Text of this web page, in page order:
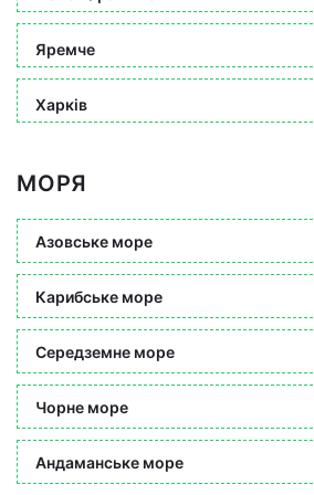
Яремче
Харків
МОРЯ
Азовське море
Карибське море
Середземне море
Чорне море
Андаманське море